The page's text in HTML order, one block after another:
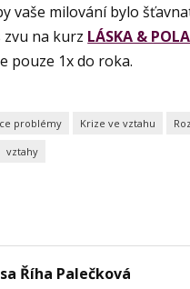
vaše milování bylo
zvu na kurz LÁSKA &
pouze 1x do roka.
problémy Krize ve vztahu
vztahy
Říha Palečková